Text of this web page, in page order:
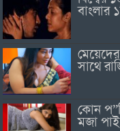
বাংলার
সাথে
কোন
মজা